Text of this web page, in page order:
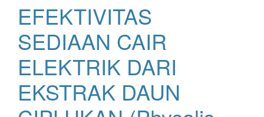
EFEKTIVITAS
SEDIAAN CAIR
ELEKTRIK DARI
EKSTRAK DAUN